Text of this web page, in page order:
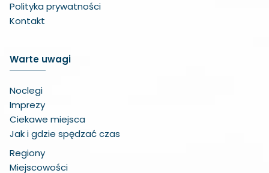
Polityka prywatności
Kontakt
Warte uwagi
Noclegi
Imprezy
Ciekawe miejsca
Jak i gdzie spędzać czas
Regiony
Miejscowości